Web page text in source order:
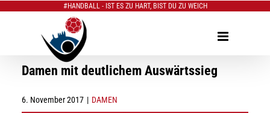
#HANDBALL - IST ES ZU HART, BIST DU ZU WEICH
Damen mit deutlichem Auswärtssieg
6. November 2017 | DAMEN